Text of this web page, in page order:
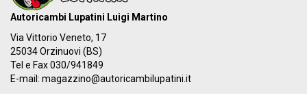
Autoricambi Lupatini Luigi Martino
Via Vittorio Veneto, 17
25034 Orzinuovi (BS)
Tel e Fax 030/941849
E-mail: magazzino@autoricambilupatini.it